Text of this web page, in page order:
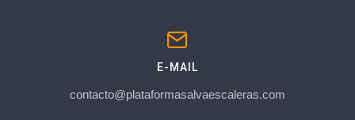
E-MAIL
contacto@plataformasalvaescaleras.com